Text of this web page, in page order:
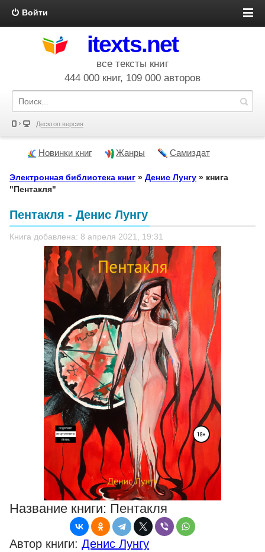
Войти
itexts.net
все тексты книг
444 000 книг, 109 000 авторов
Десктоп версия
Новинки книг Жанры Самиздат
Электронная библиотека книг » Денис Лунгу » книга
"Пентакля"
Пентакля - Денис Лунгу
Книга добавлена: 8 апреля 2021, 19:31
Название книги: Пентакля
Автор книги: Денис Лунгу